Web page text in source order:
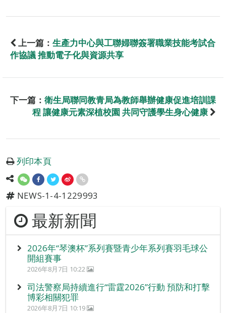
上一篇： 生產力中心與工聯婦聯簽署職業技能考試合
作協議 推動電子化與資源共享
下一篇： 衛生局聯同教青局為教師舉辦健康促進培訓課
程 讓健康元素深植校園 共同守護學生身心健康
列印本頁
NEWS-1-4-1229993
最新新聞
2026年“琴澳杯”系列賽暨青少年系列賽羽毛球公
開組賽事
2026年8月7日 10:22
司法警察局持續進行“雷霆2026”行動 預防和打擊
博彩相關犯罪
2026年8月7日 10:19